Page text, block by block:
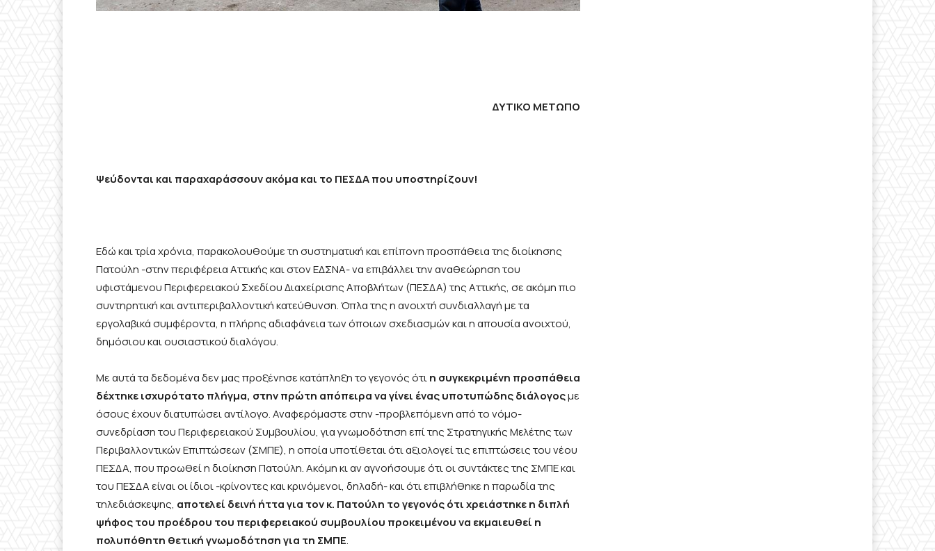
ΔΥΤΙΚΟ ΜΕΤΩΠΟ
Ψεύδονται και παραχαράσσουν ακόμα και το ΠΕΣΔΑ που υποστηρίζουν!
Εδώ και τρία χρόνια, παρακολουθούμε τη συστηματική και επίπονη προσπάθεια της διοίκησης
Πατούλη -στην περιφέρεια Αττικής και στον ΕΔΣΝΑ- να επιβάλλει την αναθεώρηση του
υφιστάμενου Περιφερειακού Σχεδίου Διαχείρισης Αποβλήτων (ΠΕΣΔΑ) της Αττικής, σε ακόμη πιο
συντηρητική και αντιπεριβαλλοντική κατεύθυνση. Όπλα της η ανοιχτή συνδιαλλαγή με τα
εργολαβικά συμφέροντα, η πλήρης αδιαφάνεια των όποιων σχεδιασμών και η απουσία ανοιχτού,
δημόσιου και ουσιαστικού διαλόγου.
Με αυτά τα δεδομένα δεν μας προξένησε κατάπληξη το γεγονός ότιη συγκεκριμένη προσπάθεια
δέχτηκε ισχυρότατο πλήγμα, στην πρώτη απόπειρα να γίνει ένας υποτυπώδης διάλογοςμε
όσους έχουν διατυπώσει αντίλογο. Αναφερόμαστε στην -προβλεπόμενη από το νόμο-
συνεδρίαση του Περιφερειακού Συμβουλίου, για γνωμοδότηση επί της Στρατηγικής Μελέτης των
Περιβαλλοντικών Επιπτώσεων (ΣΜΠΕ), η οποία υποτίθεται ότι αξιολογεί τις επιπτώσεις του νέου
ΠΕΣΔΑ, που προωθεί η διοίκηση Πατούλη. Ακόμη κι αν αγνοήσουμε ότι οι συντάκτες της ΣΜΠΕ και
του ΠΕΣΔΑ είναι οι ίδιοι -κρίνοντες και κρινόμενοι, δηλαδή- και ότι επιβλήθηκε η παρωδία της
τηλεδιάσκεψης, αποτελεί δεινή ήττα για τον κ. Πατούλη το γεγονός ότι χρειάστηκε η διπλή
ψήφος του προέδρου του περιφερειακού συμβουλίου προκειμένου να εκμαιευθεί η
πολυπόθητη θετική γνωμοδότηση για τη ΣΜΠΕ.